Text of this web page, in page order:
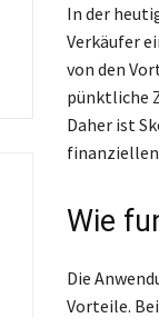
In der
Verkäufer
von den
pünktliche
Daher ist
finanziellen
Wie
Die
Vorteile.